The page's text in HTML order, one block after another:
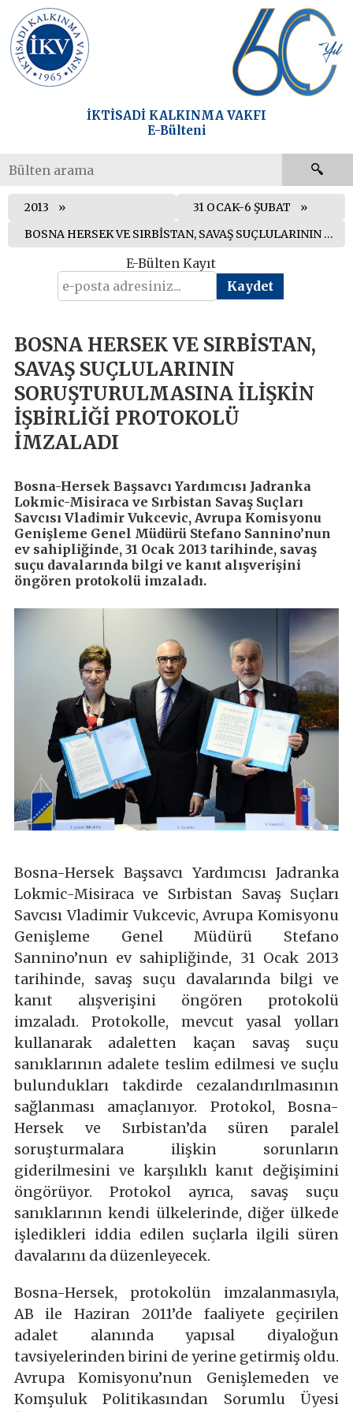
İKTİSADİ KALKINMA VAKFI
E-Bülteni
2013
31 OCAK-6 ŞUBAT
BOSNA HERSEK VE SIRBİSTAN, SAVAŞ SUÇLULARININ SORUŞTURULMASINA İLİŞKİN İŞBİRLİĞİ PROTOKOLÜ İMZALADI
E-Bülten Kayıt
BOSNA HERSEK VE SIRBİSTAN,
SAVAŞ SUÇLULARININ
SORUŞTURULMASINA İLİŞKİN
İŞBİRLİĞİ PROTOKOLÜ
İMZALADI
Bosna-Hersek Başsavcı Yardımcısı Jadranka
Lokmic-Misiraca ve Sırbistan Savaş Suçları
Savcısı Vladimir Vukcevic, Avrupa Komisyonu
Genişleme Genel Müdürü Stefano Sannino’nun
ev sahipliğinde, 31 Ocak 2013 tarihinde, savaş
suçu davalarında bilgi ve kanıt alışverişini
öngören protokolü imzaladı.
Bosna-Hersek Başsavcı Yardımcısı Jadranka
Lokmic-Misiraca ve Sırbistan Savaş Suçları
Savcısı Vladimir Vukcevic, Avrupa Komisyonu
Genişleme Genel Müdürü Stefano
Sannino’nun ev sahipliğinde, 31 Ocak 2013
tarihinde, savaş suçu davalarında bilgi ve
kanıt alışverişini öngören protokolü
imzaladı. Protokolle, mevcut yasal yolları
kullanarak adaletten kaçan savaş suçu
sanıklarının adalete teslim edilmesi ve suçlu
bulundukları takdirde cezalandırılmasının
sağlanması amaçlanıyor. Protokol, Bosna-
Hersek ve Sırbistan’da süren paralel
soruşturmalara ilişkin sorunların
giderilmesini ve karşılıklı kanıt değişimini
öngörüyor. Protokol ayrıca, savaş suçu
sanıklarının kendi ülkelerinde, diğer ülkede
işledikleri iddia edilen suçlarla ilgili süren
davalarını da düzenleyecek.
Bosna-Hersek, protokolün imzalanmasıyla,
AB ile Haziran 2011’de faaliyete geçirilen
adalet alanında yapısal diyaloğun
tavsiyelerinden birini de yerine getirmiş oldu.
Avrupa Komisyonu’nun Genişlemeden ve
Komşuluk Politikasından Sorumlu Üyesi